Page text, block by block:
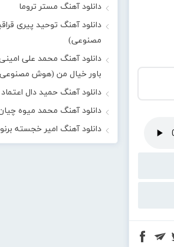
دانلود آهنگ مستر تروما
دانلود آهنگ توحید پیری
مصنوعی)
دانلود آهنگ محمد علی امینی
باور خیال من (هوش
دانلود آهنگ حمید دال اعتماد
دانلود آهنگ محمد میوه
دانلود آهنگ امیر خجسته